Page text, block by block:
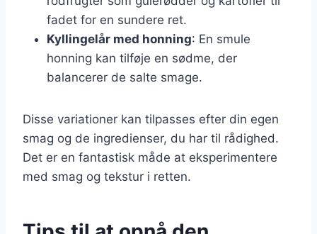
fadet for en sundere ret.
Kyllingelår med honning: En smule
honning kan tilføje en sødme, der
balancerer de salte smage.
Disse variationer kan tilpasses efter din egen
smag og de ingredienser, du har til rådighed.
Det er en fantastisk måde at eksperimentere
med smag og tekstur i retten.